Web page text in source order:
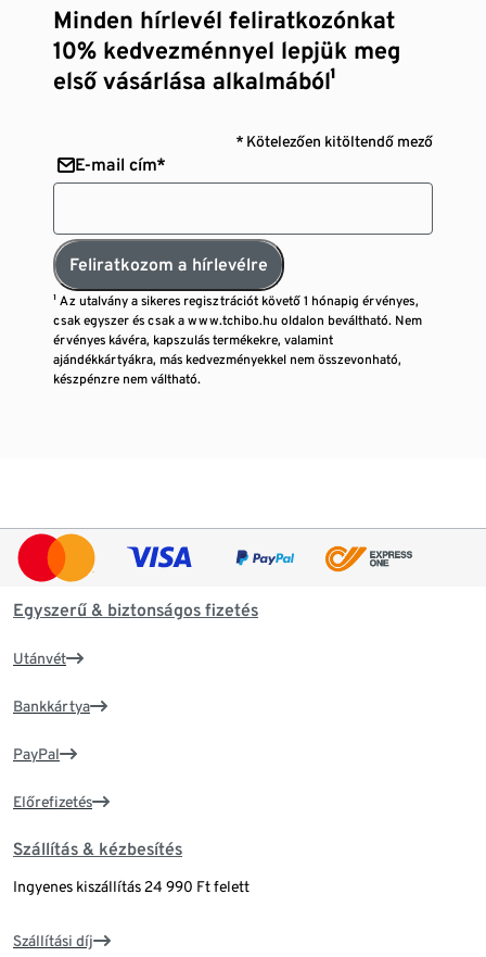
Minden hírlevél feliratkozónkat
10% kedvezménnyel lepjük meg
első vásárlása alkalmából¹
* Kötelezően kitöltendő mező
E-mail cím*
Feliratkozom a hírlevélre
¹ Az utalvány a sikeres regisztrációt követő 1 hónapig érvényes,
csak egyszer és csak a www.tchibo.hu oldalon beváltható. Nem
érvényes kávéra, kapszulás termékekre, valamint
ajándékkártyákra, más kedvezményekkel nem összevonható,
készpénzre nem váltható.
Egyszerű & biztonságos fizetés
Utánvét
Bankkártya
PayPal
Előrefizetés
Szállítás & kézbesítés
Ingyenes kiszállítás 24 990 Ft felett
Szállítási díj